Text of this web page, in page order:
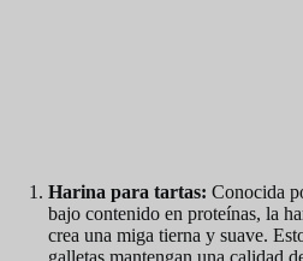
Harina para tartas: Conocida
bajo contenido en proteínas, la
crea una miga tierna y suave.
galletas mantengan una calidad